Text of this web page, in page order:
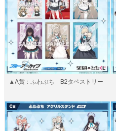
▲A賞：ふわぷち B2タペストリー